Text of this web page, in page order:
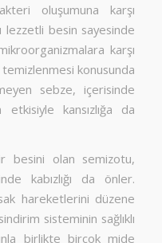
oluşumuna karşı
besin sayesinde
karşı
temizlenmesi konusunda
sebze, içerisinde
kansızlığa da
besini olan semizotu,
kabızlığı da önler.
hareketlerini düzene
sisteminin sağlıklı
birlikte birçok mide